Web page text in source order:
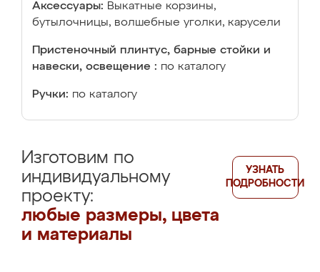
Аксессуары: Выкатные корзины,
бутылочницы, волшебные уголки, карусели
Пристеночный плинтус, барные стойки и
навески, освещение : по каталогу
Ручки: по каталогу
Изготовим по
индивидуальному
проекту:
любые размеры, цвета
и материалы
УЗНАТЬ
ПОДРОБНОСТИ